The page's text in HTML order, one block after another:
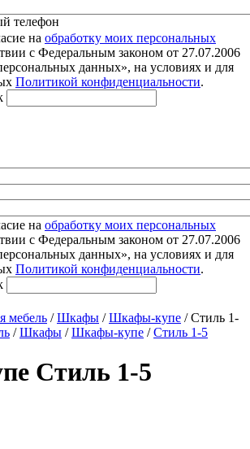
телефон
на обработку моих персональных
с Федеральным законом от 27.07.2006
данных», на условиях и для
Политикой конфиденциальности.
на обработку моих персональных
с Федеральным законом от 27.07.2006
данных», на условиях и для
Политикой конфиденциальности.
мебель /Шкафы /Шкафы-купе / Стиль 1-
/Шкафы /Шкафы-купе /Стиль 1-5
Стиль 1-5